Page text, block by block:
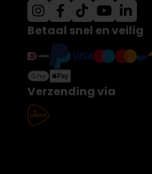
Betaal snel en veilig
Verzending via